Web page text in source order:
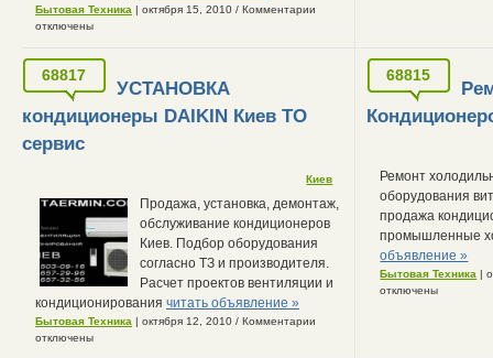
Бытовая Техника | октября 15, 2010 / Комментарии
отключены
68817
УСТАНОВКА
кондиционеры DAIKIN Киев ТО
сервис
Киев
Продажа, установка, демонтаж,
обслуживание кондиционеров
Киев. Подбор оборудования
согласно ТЗ и производителя.
Расчет проектов вентиляции и
кондиционирования читать объявление »
Бытовая Техника | октября 12, 2010 / Комментарии
отключены
68815
Ремонт
оборудования
продажа
промышленные
объявление »
Бытовая Техника |
отключены